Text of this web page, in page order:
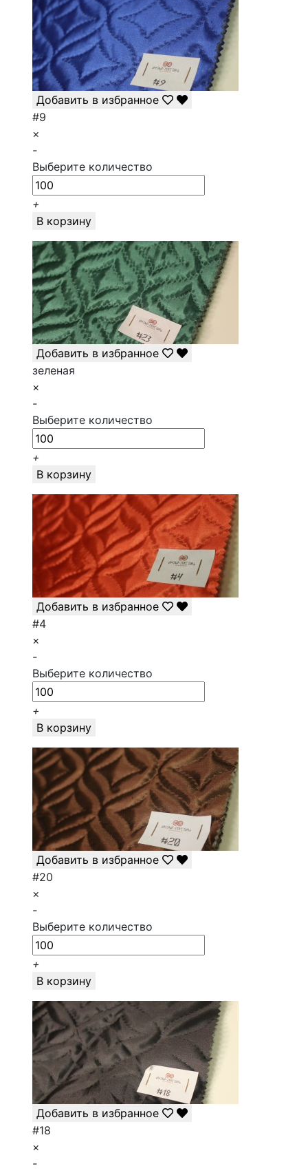
Добавить в избранное
#9
×
-
Выберите количество
+
В корзину
Добавить в избранное
зеленая
×
-
Выберите количество
+
В корзину
Добавить в избранное
#4
×
-
Выберите количество
+
В корзину
Добавить в избранное
#20
×
-
Выберите количество
+
В корзину
Добавить в избранное
#18
×
-